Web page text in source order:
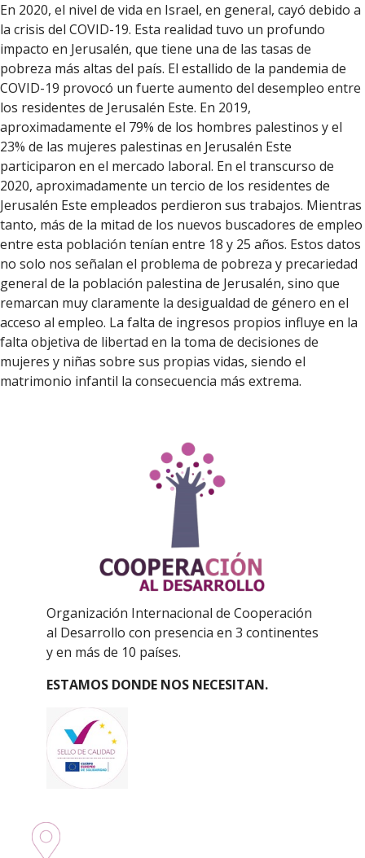
En 2020, el nivel de vida en Israel, en general, cayó debido a
la crisis del COVID-19. Esta realidad tuvo un profundo
impacto en Jerusalén, que tiene una de las tasas de
pobreza más altas del país. El estallido de la pandemia de
COVID-19 provocó un fuerte aumento del desempleo entre
los residentes de Jerusalén Este. En 2019,
aproximadamente el 79% de los hombres palestinos y el
23% de las mujeres palestinas en Jerusalén Este
participaron en el mercado laboral. En el transcurso de
2020, aproximadamente un tercio de los residentes de
Jerusalén Este empleados perdieron sus trabajos. Mientras
tanto, más de la mitad de los nuevos buscadores de empleo
entre esta población tenían entre 18 y 25 años. Estos datos
no solo nos señalan el problema de pobreza y precariedad
general de la población palestina de Jerusalén, sino que
remarcan muy claramente la desigualdad de género en el
acceso al empleo. La falta de ingresos propios influye en la
falta objetiva de libertad en la toma de decisiones de
mujeres y niñas sobre sus propias vidas, siendo el
matrimonio infantil la consecuencia más extrema.
Organización Internacional de Cooperación
al Desarrollo con presencia en 3 continentes
y en más de 10 países.
ESTAMOS DONDE NOS NECESITAN.